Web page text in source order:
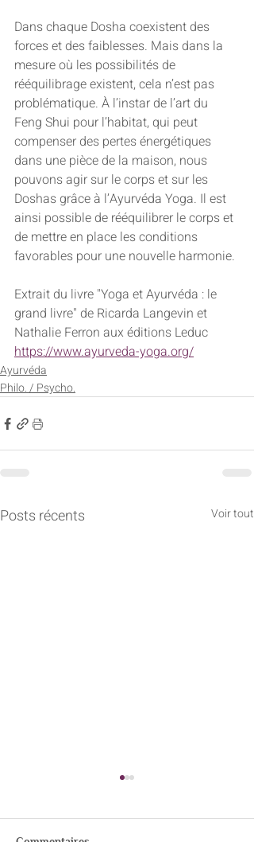
Dans chaque Dosha coexistent des
forces et des faiblesses. Mais dans la
mesure où les possibilités de
rééquilibrage existent, cela n’est pas
problématique. À l’instar de l’art du
Feng Shui pour l’habitat, qui peut
compenser des pertes énergétiques
dans une pièce de la maison, nous
pouvons agir sur le corps et sur les
Doshas grâce à l’Ayurvéda Yoga. Il est
ainsi possible de rééquilibrer le corps et
de mettre en place les conditions
favorables pour une nouvelle harmonie.
Extrait du livre "Yoga et Ayurvéda : le
grand livre" de Ricarda Langevin et
Nathalie Ferron aux éditions Leduc
https://www.ayurveda-yoga.org/
Ayurvéda
Philo. / Psycho.
Posts récents Voir tout